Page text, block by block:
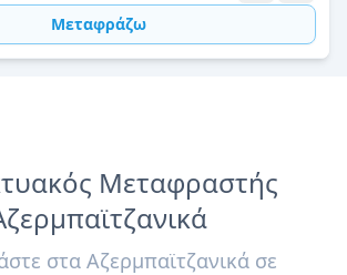
Μεταφράζω
Μεταφραστής
στα Αζερμπαϊτζανικά σε